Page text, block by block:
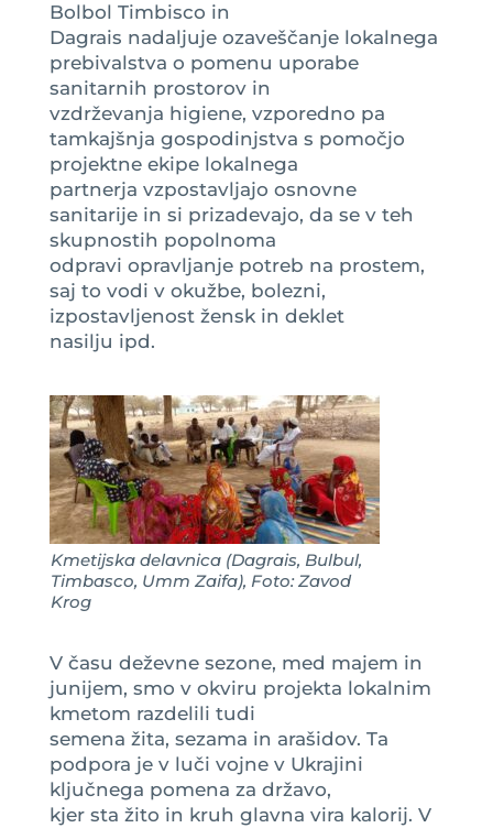
Bolbol Timbisco in
Dagrais nadaljuje ozaveščanje lokalnega
prebivalstva o pomenu uporabe
sanitarnih prostorov in
vzdrževanja higiene, vzporedno pa
tamkajšnja gospodinjstva s pomočjo
projektne ekipe lokalnega
partnerja vzpostavljajo osnovne
sanitarije in si prizadevajo, da se v teh
skupnostih popolnoma
odpravi opravljanje potreb na prostem,
saj to vodi v okužbe, bolezni,
izpostavljenost žensk in deklet
nasilju ipd.
Kmetijska delavnica (Dagrais, Bulbul,
Timbasco, Umm Zaifa), Foto: Zavod
Krog
V času deževne sezone, med majem in
junijem, smo v okviru projekta lokalnim
kmetom razdelili tudi
semena žita, sezama in arašidov. Ta
podpora je v luči vojne v Ukrajini
ključnega pomena za državo,
kjer sta žito in kruh glavna vira kalorij. V